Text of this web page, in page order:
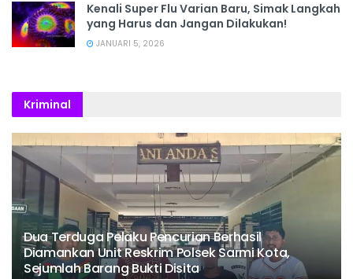
Kenali Super Flu Varian Baru, Simak Langkah
yang Harus dan Jangan Dilakukan!
JANUARI 5, 2026
Kriminal
Dua Terduga Pelaku Pencurian Berhasil
Diamankan Unit Reskrim Polsek Sarmi Kota,
Sejumlah Barang Bukti Disita